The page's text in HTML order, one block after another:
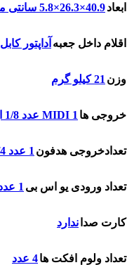
ابعاد40.9×26.3×5.8 سانتی متر
اقلام داخل جعبه آداپتور کابل USB کاتالوگ
وزن 21 کیلو گرم
خروجی ها MIDI 1 عدد 1/8 اینچی
تعدادخروجی هدفون 1 عدد 1/4 اینچی
تعداد ورودی یو اس بی 1 عدد (Type B)
کارت صدا ندارد
تعداد ولوم افکت ها4 عدد